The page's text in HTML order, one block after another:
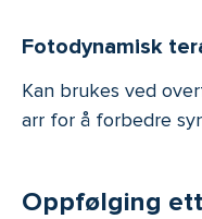
Fotodynamisk
Kan brukes ved
arr for å forbedre
Oppfølging